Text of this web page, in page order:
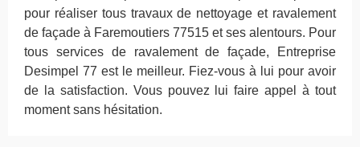
pour réaliser tous travaux de nettoyage et ravalement
de façade à Faremoutiers 77515 et ses alentours. Pour
tous services de ravalement de façade, Entreprise
Desimpel 77 est le meilleur. Fiez-vous à lui pour avoir
de la satisfaction. Vous pouvez lui faire appel à tout
moment sans hésitation.